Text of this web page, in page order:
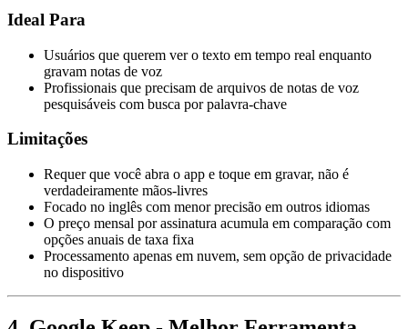
Ideal Para
Usuários que querem ver o texto em tempo real enquanto
gravam notas de voz
Profissionais que precisam de arquivos de notas de voz
pesquisáveis com busca por palavra-chave
Limitações
Requer que você abra o app e toque em gravar, não é
verdadeiramente mãos-livres
Focado no inglês com menor precisão em outros idiomas
O preço mensal por assinatura acumula em comparação com
opções anuais de taxa fixa
Processamento apenas em nuvem, sem opção de privacidade
no dispositivo